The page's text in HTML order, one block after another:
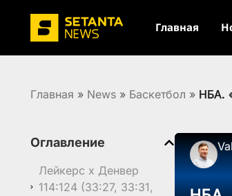
Главная
Главная » News » Баскетбол » НБА.
Оглавление
Лейкерс x Денвер
114:124 (33:27, 33:31,